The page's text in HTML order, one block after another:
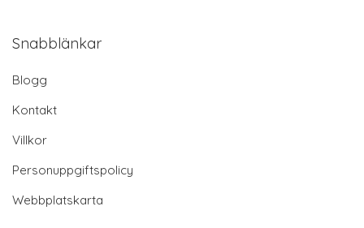
Snabblänkar
Blogg
Kontakt
Villkor
Personuppgiftspolicy
Webbplatskarta